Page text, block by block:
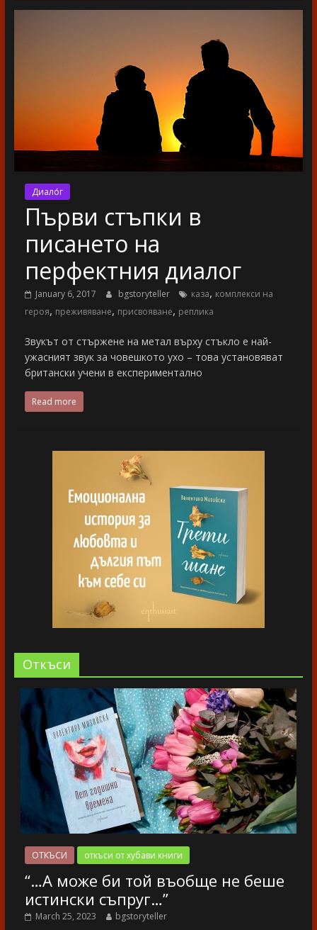
разказ
Диало́г
Първи стъпки в
писането на
перфектния диалог
January 6, 2017 bgstoryteller каза, комплекси на
героя, преживяване, присвояване, реплика
Звукът от стържене на метал върху стъкло е най-
ужасният звук за човешкото ухо – това установяват
британски учени в експериментално
Read more
Oткъси
ОТКЪСИ откъси от хубави книги
“…А може би той въобще не беше
истински съпруг…”
March 25, 2023 bgstoryteller